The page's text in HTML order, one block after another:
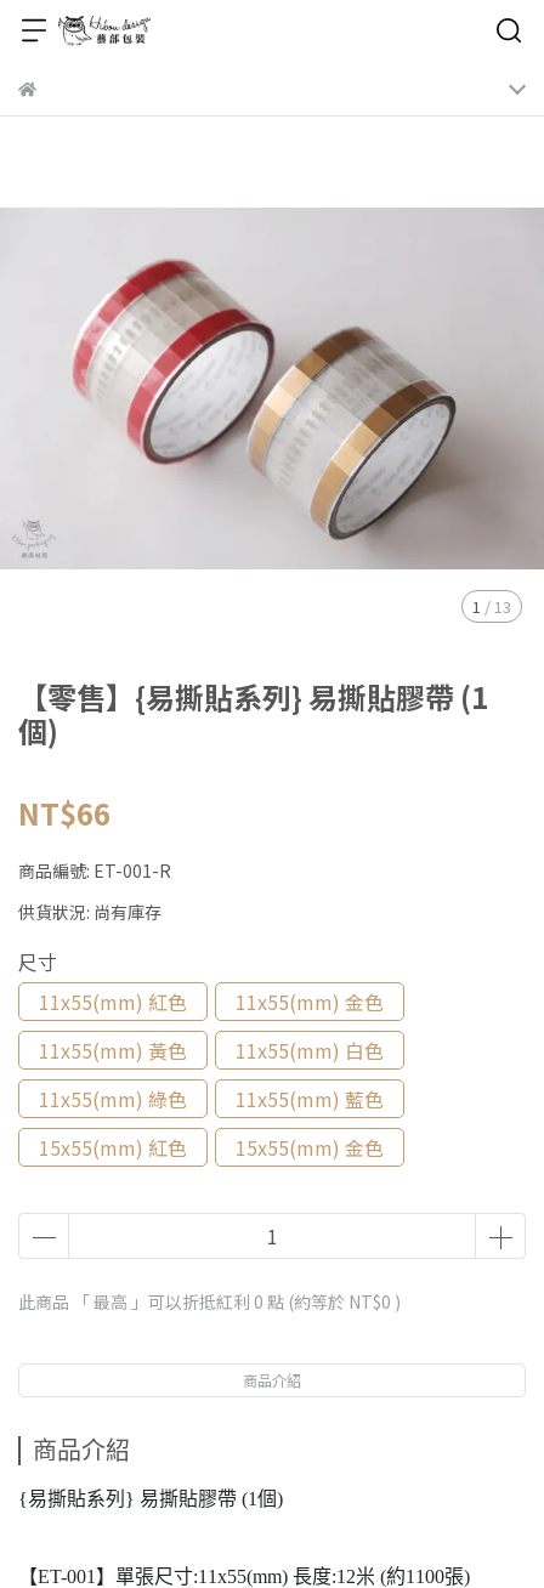
1 / 13
【零售】{易撕貼系列} 易撕貼膠帶 (1
個)
NT$66
商品編號: ET-001-R
供貨狀況: 尚有庫存
尺寸
11x55(mm) 紅色
11x55(mm) 金色
11x55(mm) 黃色
11x55(mm) 白色
11x55(mm) 綠色
11x55(mm) 藍色
15x55(mm) 紅色
15x55(mm) 金色
此商品 「 最高 」可以折抵紅利 0 點 (約等於 NT$0 )
商品介紹
商品介紹
{易撕貼系列} 易撕貼膠帶 (1個)
【ET-001】單張尺寸:11x55(mm) 長度:12米 (約1100張)